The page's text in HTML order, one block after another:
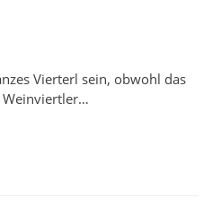
Vierterl sein, obwohl das
Weinviertler…